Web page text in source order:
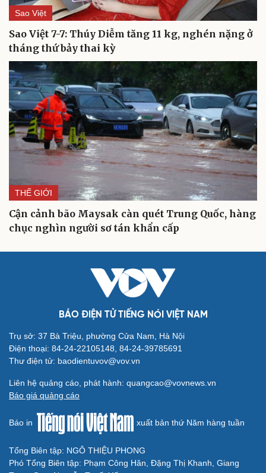
Sao Việt
Sao Việt 7-7: Thúy Diễm tăng 11 kg, nghén nặng ở
tháng thứ bảy thai kỳ
THẾ GIỚI
Cận cảnh bão Maysak càn quét Trung Quốc, hàng
chục nghìn người sơ tán khẩn cấp
BÁO ĐIỆN TỬ TIẾNG NÓI VIỆT NAM
Trụ sở: 37 Bà Triệu, phường Cửa Nam, Hà Nội
Điện thoại: 84-24-22105148, 84-24-39785691
Thư điện tử: baodientuvov@vov.vn
Liên hệ quảng cáo, phát hành: quangcao@vovnews.vn
Báo giá quảng cáo
Báo in xuất bản thứ Năm hàng tuần
Tổng Biên tập: NGÔ THIỆU PHONG
Phó Tổng Biên tập: Phạm Công Hân, Đặng Thị Khanh, Giang